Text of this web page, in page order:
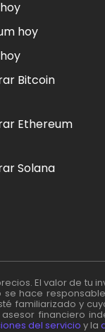
hoy
Bitcoin
Ethereum
Solana
El valor de tu
hace
familiarizado y
financiero
del servicio y la